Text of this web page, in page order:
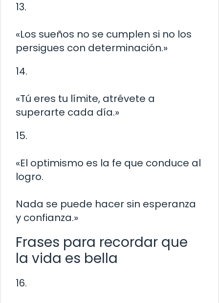
13.
«Los sueños no se cumplen si no los
persigues con determinación.»
14.
«Tú eres tu límite, atrévete a
superarte cada día.»
15.
«El optimismo es la fe que conduce al
logro.
Nada se puede hacer sin esperanza
y confianza.»
Frases para recordar que
la vida es bella
16.